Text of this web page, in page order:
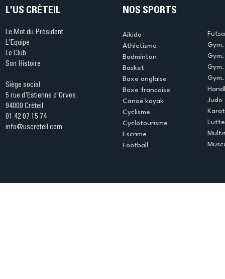
L'US CRÉTEIL
Le Mot du Président
L'Equipe
Le Club
Son Histoire
Siège social
5 rue d'Estienne d'Orves
94000 Créteil
01 42 07 15 74
info@uscreteil.com
NOS SPORTS
Aikido
Athletisme
Badminton
Basket
Boxe anglaise
Boxe francaise
Canoë kayak
Cyclisme
Cyclotourisme
Escrime
Football
Judo
Lutte